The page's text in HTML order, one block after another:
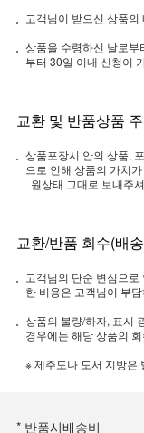
고객님이 받으신 상품
상품을 수령하신 날로부
부터 30일 이내 신청이
교환 및 반품상품
상품포장시 안의 상품,
으로 인해 상품의 가치
원상태 그대로 보내주
교환/반품 회수(배
고객님의 단순 변심으
한 비용은 고객님이 부
상품의 불량/하자, 표시
경우에는 해당 상품의
※ 제주도나 도서 지방은
* 반품시배송비